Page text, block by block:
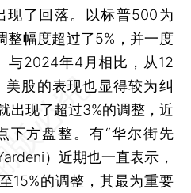
现了回落。以标普500为
整幅度超过了5%，并一度
与2024年4月相比，从12
美股的表现也显得较为纠
出现了超过3%的调整，近
下方盘整。有“华尔街先
）近期也一直表示，
15%的调整，其最为重要